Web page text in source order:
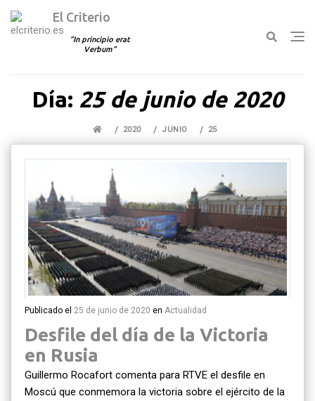
El Criterio
In principio erat
Verbum
Día: 25 de junio de 2020
2020 JUNIO 25
Publicado el 25 de junio de 2020 en Actualidad
Desfile del día de la Victoria
en Rusia
Guillermo Rocafort comenta para RTVE el desfile en
Moscú que conmemora la victoria sobre el ejército de la